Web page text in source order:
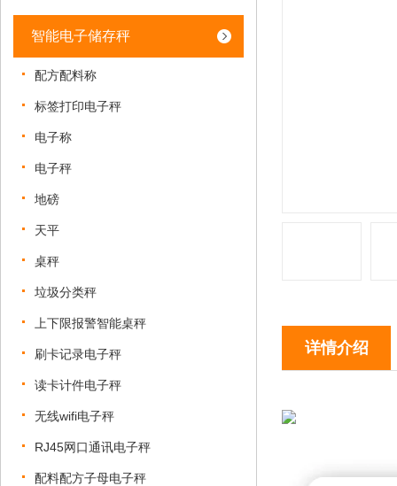
智能电子储存秤
配方配料称
标签打印电子秤
电子称
电子秤
地磅
天平
桌秤
垃圾分类秤
上下限报警智能桌秤
刷卡记录电子秤
读卡计件电子秤
无线wifi电子秤
RJ45网口通讯电子秤
配料配方子母电子秤
详情介绍